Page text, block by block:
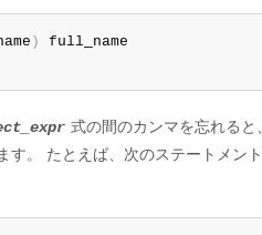
)
full_name
式の間のカンマを忘れると
。 たとえば、次のステートメント